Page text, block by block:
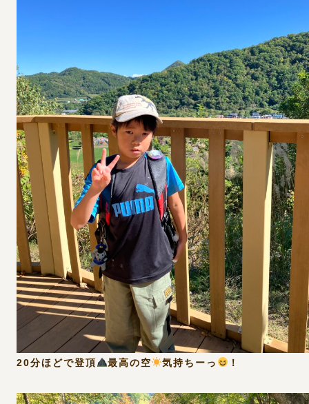
20分ほどで登頂 最高の空 気持ちーっ ！